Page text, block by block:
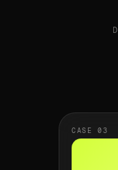
CASE 03